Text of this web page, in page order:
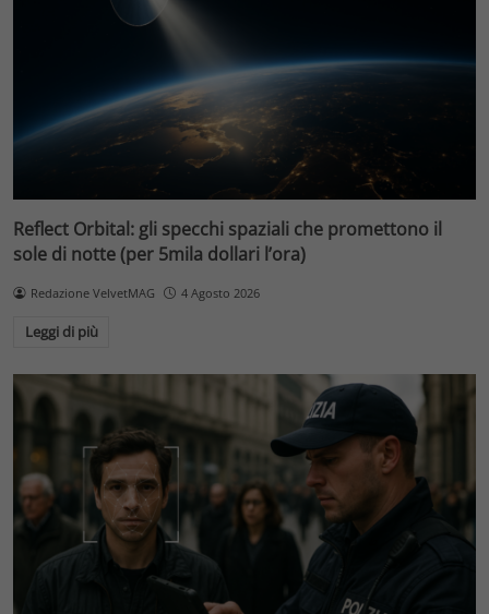
Reflect Orbital: gli specchi spaziali che promettono il
sole di notte (per 5mila dollari l’ora)
Redazione VelvetMAG 4 Agosto 2026
Leggi di più